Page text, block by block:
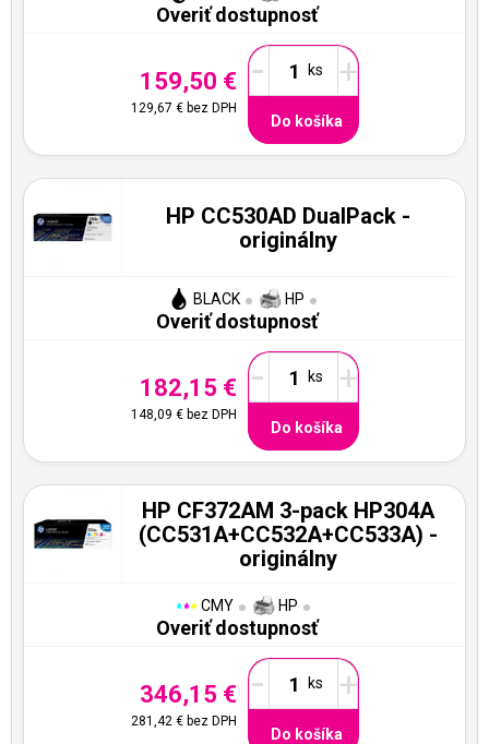
Overiť dostupnosť
159,50 €
129,67 €bez DPH
- +
Do košíka
HP CC530AD DualPack -
originálny
BLACK HP
Overiť dostupnosť
182,15 €
148,09 €bez DPH
- +
Do košíka
HP CF372AM 3-pack HP304A
(CC531A+CC532A+CC533A) -
originálny
CMY HP
Overiť dostupnosť
346,15 €
281,42 €bez DPH
- +
Do košíka